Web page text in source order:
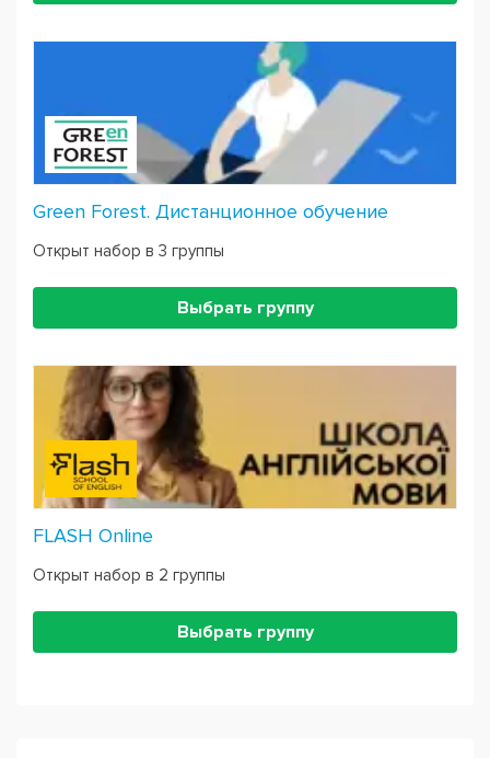
Green Forest. Дистанционное обучение
Открыт набор в 3 группы
Выбрать группу
FLASH Online
Открыт набор в 2 группы
Выбрать группу